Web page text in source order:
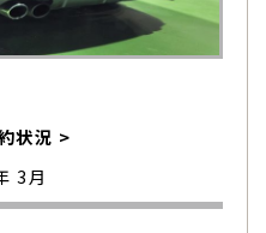
状況 >
3月